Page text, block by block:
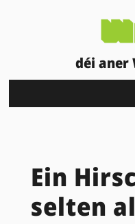
déi aner
Ein
selten